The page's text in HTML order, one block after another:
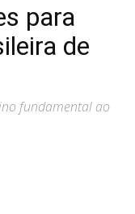
para
de
fundamental ao